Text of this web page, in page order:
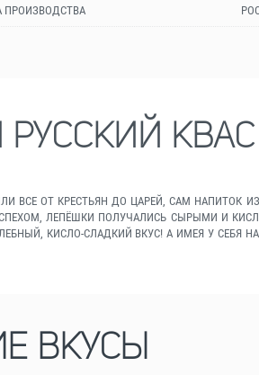
ПРОИЗВОДСТВА
КВАС
ВСЕ ОТ КРЕСТЬЯН ДО ЦАРЕЙ, САМ
ЛЕПЁШКИ ПОЛУЧАЛИСЬ СЫРЫМИ И
КИСЛО-СЛАДКИЙ ВКУС! А ИМЕЯ У СЕБЯ
ВКУСЫ